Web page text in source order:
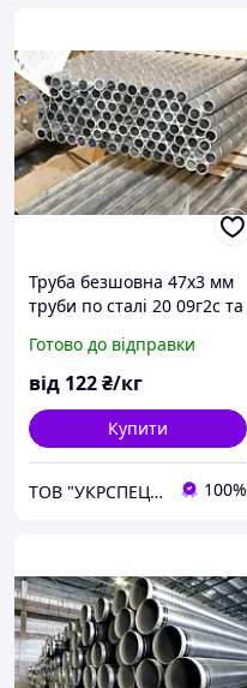
Труба безшовна 47х3 мм
труби по сталі 20 09г2с та
Готово до відправки
від 122₴/кг
Купити
ТОВ "УКРСПЕЦПРОКАТ" 100%